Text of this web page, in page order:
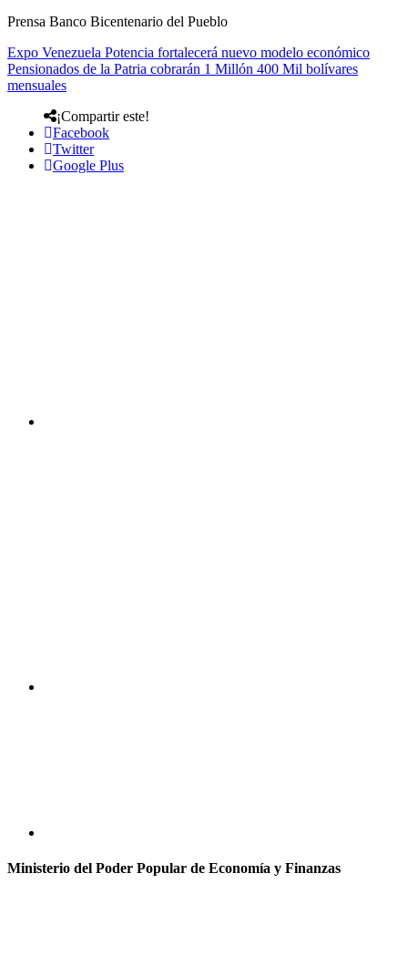
Prensa Banco Bicentenario del Pueblo
Expo Venezuela Potencia fortalecerá nuevo modelo económico
Pensionados de la Patria cobrarán 1 Millón 400 Mil bolívares
mensuales
¡Compartir este!
Facebook
Twitter
Google Plus
Ministerio del Poder Popular de Economía y Finanzas